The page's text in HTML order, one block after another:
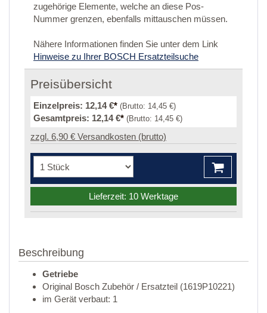
zugehörige Elemente, welche an diese Pos-
Nummer grenzen, ebenfalls mittauschen müssen.
Nähere Informationen finden Sie unter dem Link
Hinweise zu Ihrer BOSCH Ersatzteilsuche
Preisübersicht
Einzelpreis: 12,14 €* (Brutto: 14,45 €)
Gesamtpreis: 12,14 €* (Brutto: 14,45 €)
zzgl. 6,90 € Versandkosten (brutto)
Lieferzeit: 10 Werktage
Beschreibung
Getriebe
Original Bosch Zubehör / Ersatzteil (1619P10221)
im Gerät verbaut: 1